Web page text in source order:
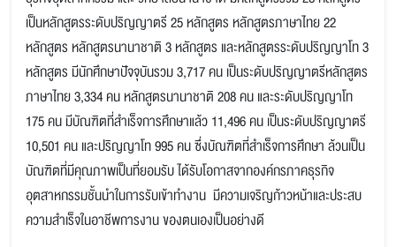
เป็นหลักสูตรระดับปริญญาตรี 25 หลักสูตร หลักสูตรภาษาไทย 22
หลักสูตร หลักสูตรนานาชาติ 3 หลักสูตร และหลักสูตรระดับปริญญาโท 3
หลักสูตร มีนักศึกษาปัจจุบันรวม 3,717 คน เป็นระดับปริญญาตรีหลักสูตร
ภาษาไทย 3,334 คน หลักสูตรนานาชาติ 208 คน และระดับปริญญาโท
175 คน มีบัณฑิตที่สำเร็จการศึกษาแล้ว 11,496 คน เป็นระดับปริญญาตรี
10,501 คน และปริญญาโท 995 คน ซึ่งบัณฑิตที่สำเร็จการศึกษา ล้วนเป็น
บัณฑิตที่มีคุณภาพเป็นที่ยอมรับ ได้รับโอกาสจากองค์กรภาคธุรกิจ
อุตสาหกรรมชั้นนำในการรับเข้าทำงาน มีความเจริญก้าวหน้าและประสบ
ความสำเร็จในอาชีพการงาน ของตนเองเป็นอย่างดี